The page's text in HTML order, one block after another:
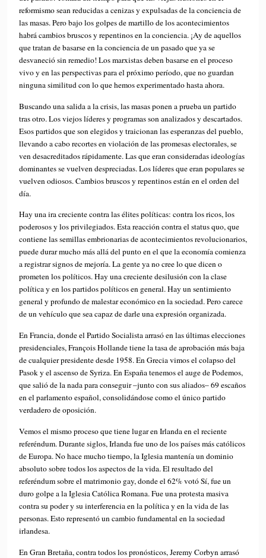
reformismo sean reducidas a cenizas y expulsadas de la conciencia de
las masas. Pero bajo los golpes de martillo de los acontecimientos
habrá cambios bruscos y repentinos en la conciencia. ¡Ay de aquellos
que tratan de basarse en la conciencia de un pasado que ya se
desvaneció sin remedio! Los marxistas deben basarse en el proceso
vivo y en las perspectivas para el próximo período, que no guardan
ninguna similitud con lo que hemos experimentado hasta ahora.
Buscando una salida a la crisis, las masas ponen a prueba un partido
tras otro. Los viejos líderes y programas son analizados y descartados.
Esos partidos que son elegidos y traicionan las esperanzas del pueblo,
llevando a cabo recortes en violación de las promesas electorales, se
ven desacreditados rápidamente. Las que eran consideradas ideologías
dominantes se vuelven despreciadas. Los líderes que eran populares se
vuelven odiosos. Cambios bruscos y repentinos están en el orden del
día.
Hay una ira creciente contra las élites políticas: contra los ricos, los
poderosos y los privilegiados. Esta reacción contra el status quo, que
contiene las semillas embrionarias de acontecimientos revolucionarios,
puede durar mucho más allá del punto en el que la economía comienza
a registrar signos de mejoría. La gente ya no cree lo que dicen o
prometen los políticos. Hay una creciente desilusión con la clase
política y en los partidos políticos en general. Hay un sentimiento
general y profundo de malestar económico en la sociedad. Pero carece
de un vehículo que sea capaz de darle una expresión organizada.
En Francia, donde el Partido Socialista arrasó en las últimas elecciones
presidenciales, François Hollande tiene la tasa de aprobación más baja
de cualquier presidente desde 1958. En Grecia vimos el colapso del
Pasok y el ascenso de Syriza. En España tenemos el auge de Podemos,
que salió de la nada para conseguir –junto con sus aliados– 69 escaños
en el parlamento español, consolidándose como el único partido
verdadero de oposición.
Vemos el mismo proceso que tiene lugar en Irlanda en el reciente
referéndum. Durante siglos, Irlanda fue uno de los países más católicos
de Europa. No hace mucho tiempo, la Iglesia mantenía un dominio
absoluto sobre todos los aspectos de la vida. El resultado del
referéndum sobre el matrimonio gay, donde el 62% votó Sí, fue un
duro golpe a la Iglesia Católica Romana. Fue una protesta masiva
contra su poder y su interferencia en la política y en la vida de las
personas. Esto representó un cambio fundamental en la sociedad
irlandesa.
En Gran Bretaña, contra todos los pronósticos, Jeremy Corbyn arrasó